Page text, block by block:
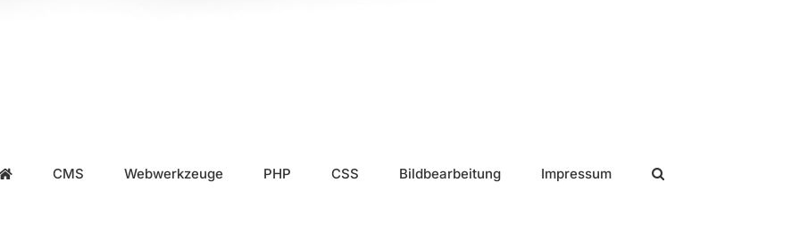
CMS Webwerkzeuge PHP CSS Bildbearbeitung Impressum